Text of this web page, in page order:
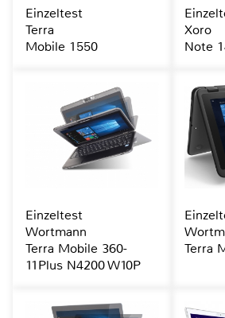
Einzeltest
Terra
Mobile 1550
Xoro
Note
Einzeltest
Wortmann
Terra Mobile 360-
11Plus N4200 W10P
Terra